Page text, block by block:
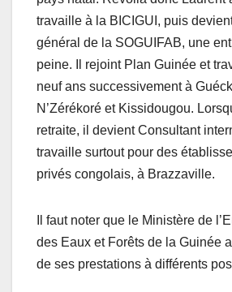
travaille à la BICIGUI, puis
général de la SOGUIFAB, une
peine. Il rejoint Plan Guinée et
neuf ans successivement à
N’Zérékoré et Kissidougou.
retraite, il devient Consultant
travaille surtout pour des
privés congolais, à Brazzaville.
Il faut noter que le Ministère de
des Eaux et Forêts de la Guinée
de ses prestations à différents